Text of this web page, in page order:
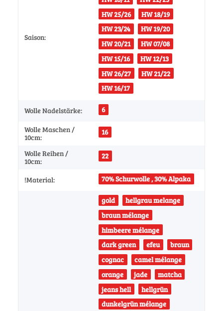
Saison:
HW 25/26
HW 18/19
HW 23/24
HW 19/20
HW 20/21
HW 07/08
HW 15/16
HW 12/13
HW 26/27
HW 21/22
HW 16/17
Wolle Nadelstärke: 6
Wolle Maschen /
10cm:
16
Wolle Reihen /
10cm:
22
!Material: 70% Schurwolle , 30% Alpaka
gold
hellgrau melange
braun mélange
himbeere mélange
dark green
efeu
braun
cognac
camel mélange
orange
jade
matcha
jeans hell
hellgrün
dunkelgrün mélange